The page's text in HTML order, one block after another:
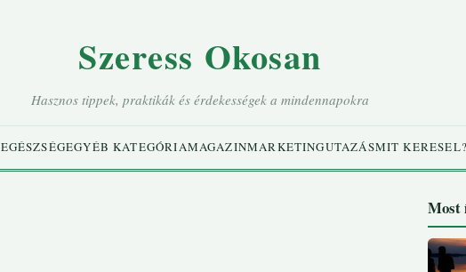
Szeress Okosan
Hasznos tippek, praktikák és érdekességek a mindennapokra
EGÉSZSÉGEGYÉB KATEGÓRIAMAGAZINMARKETINGUTAZÁSMIT KERESEL?